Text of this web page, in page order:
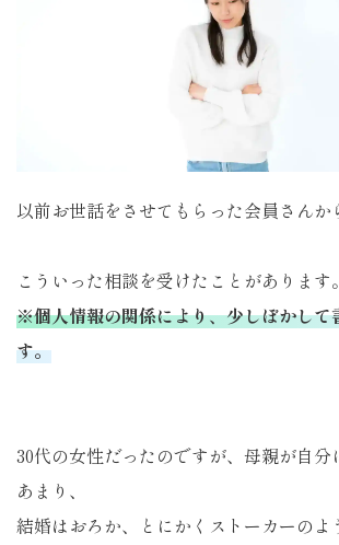
以前お世話をさせてもらった会員さんか
こういった相談を受けたことがあります。
※個人情報の関係により、少しぼかして
す。
30代の女性だったのですが、母親が自分
あまり、
結婚はおろか、とにかくストーカーのよ